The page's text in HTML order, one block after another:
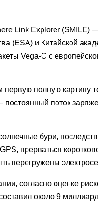
Link Explorer (SMILE)
(ESA) и Китайской
Vega-C с
полную картину
постоянный поток
бури,
прерваться
перегружены
согласно оценке
около 9